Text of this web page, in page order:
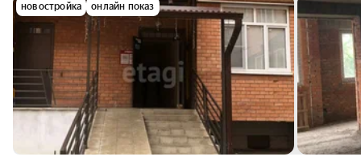
новостройка онлайн показ